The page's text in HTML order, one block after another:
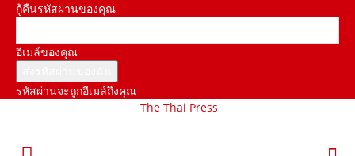
กู้คืนรหัสผ่านของคุณ
อีเมล์ของคุณ
รหัสผ่านจะถูกอีเมล์ถึงคุณ
The Thai Press